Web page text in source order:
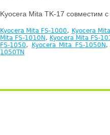
Kyocera Mita TK-17 совместим
Kyocera Mita FS-1000, Kyocera
Mita FS-1010N , Kyocera Mita FS-
FS-1050, Kyocera Mita FS-1050N
1050TN